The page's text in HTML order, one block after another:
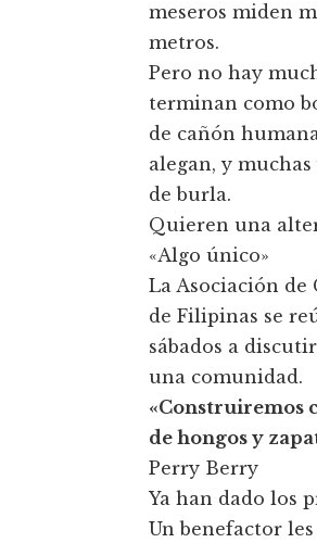
meseros miden
metros.
Pero no hay
terminan como
de cañón
alegan, y
de burla.
Quieren una
«Algo único»
La Asociación de
de Filipinas se
sábados a
una comunidad.
«Construiremos
de hongos y
Perry Berry
Ya han dado los
Un benefactor